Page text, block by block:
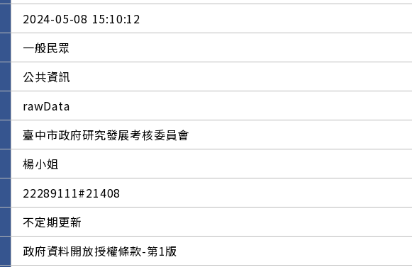
2024-05-08 15:10:12
一般民眾
公共資訊
rawData
臺中市政府研究發展考核委員會
楊小姐
22289111#21408
不定期更新
政府資料開放授權條款-第1版